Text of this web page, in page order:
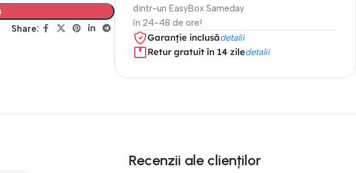
Share:
dintr-un EasyBox Sameday
în 24-48 de ore!
Garanție inclusădetalii
Retur gratuit în 14 ziledetalii
Recenzii ale clienților